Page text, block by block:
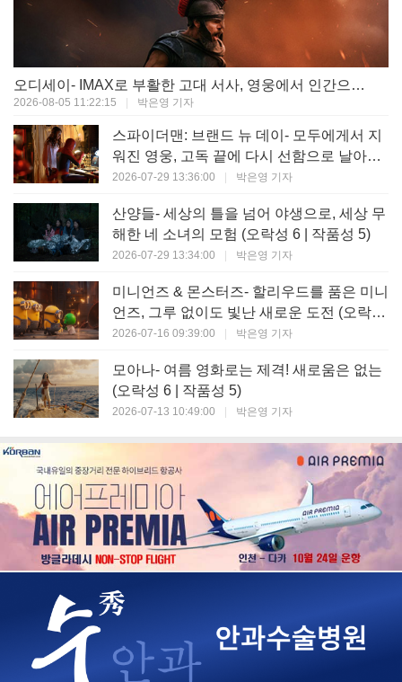
오디세이- IMAX로 부활한 고대 서사, 영웅에서 인간으로의 귀환 (오락성 9 | 작품성 9)
2026-08-05 11:22:15 박은영 기자
스파이더맨: 브랜드 뉴 데이- 모두에게서 지
워진 영웅, 고독 끝에 다시 선함으로 날아오
르다 (오락성 8 | 작품성 8)
2026-07-29 13:36:00 박은영 기자
산양들- 세상의 틀을 넘어 야생으로, 세상 무
해한 네 소녀의 모험 (오락성 6 | 작품성 5)
2026-07-29 13:34:00 박은영 기자
미니언즈 & 몬스터즈- 할리우드를 품은 미니
언즈, 그루 없이도 빛난 새로운 도전 (오락성
7 | 작품성 6)
2026-07-16 09:39:00 박은영 기자
모아나- 여름 영화로는 제격! 새로움은 없는
(오락성 6 | 작품성 5)
2026-07-13 10:49:00 박은영 기자